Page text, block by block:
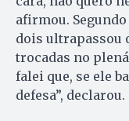
afirmou.
dois ultrapassou
trocadas no
falei que, se ele
defesa”, declarou.